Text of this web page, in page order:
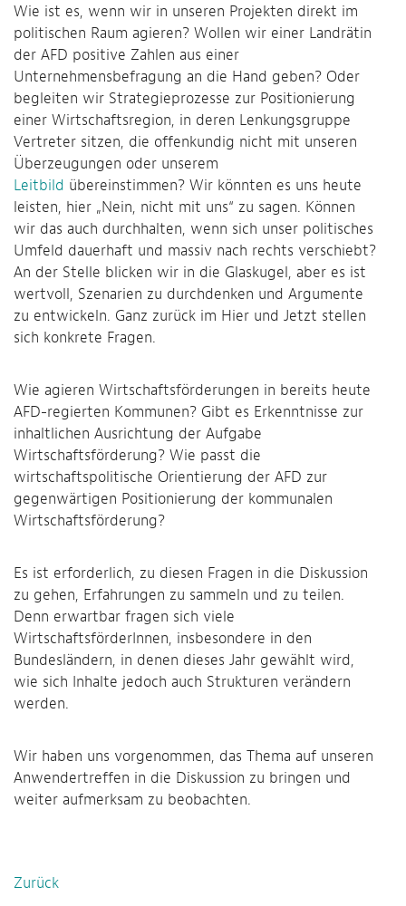
Wie ist es, wenn wir in unseren Projekten direkt im
politischen Raum agieren? Wollen wir einer Landrätin
der AFD positive Zahlen aus einer
Unternehmensbefragung an die Hand geben? Oder
begleiten wir Strategieprozesse zur Positionierung
einer Wirtschaftsregion, in deren Lenkungsgruppe
Vertreter sitzen, die offenkundig nicht mit unseren
Überzeugungen oder unserem
Leitbild übereinstimmen? Wir könnten es uns heute
leisten, hier „Nein, nicht mit uns“ zu sagen. Können
wir das auch durchhalten, wenn sich unser politisches
Umfeld dauerhaft und massiv nach rechts verschiebt?
An der Stelle blicken wir in die Glaskugel, aber es ist
wertvoll, Szenarien zu durchdenken und Argumente
zu entwickeln. Ganz zurück im Hier und Jetzt stellen
sich konkrete Fragen.
Wie agieren Wirtschaftsförderungen in bereits heute
AFD-regierten Kommunen? Gibt es Erkenntnisse zur
inhaltlichen Ausrichtung der Aufgabe
Wirtschaftsförderung? Wie passt die
wirtschaftspolitische Orientierung der AFD zur
gegenwärtigen Positionierung der kommunalen
Wirtschaftsförderung?
Es ist erforderlich, zu diesen Fragen in die Diskussion
zu gehen, Erfahrungen zu sammeln und zu teilen.
Denn erwartbar fragen sich viele
WirtschaftsförderInnen, insbesondere in den
Bundesländern, in denen dieses Jahr gewählt wird,
wie sich Inhalte jedoch auch Strukturen verändern
werden.
Wir haben uns vorgenommen, das Thema auf unseren
Anwendertreffen in die Diskussion zu bringen und
weiter aufmerksam zu beobachten.
Zurück